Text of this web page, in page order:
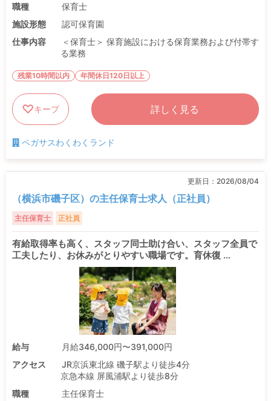
職種
保育士
施設形態
認可保育園
仕事内容
＜保育士＞ 保育施設における保育業務および付帯す
る業務
残業10時間以内 年間休日120日以上
キープ 詳しく見る
ペガサスわくわくランド
更新日： 2026/08/04
（横浜市磯子区）の主任保育士求人（正社員）
主任保育士 正社員
有給取得率も高く、スタッフ同士助け合い、スタッフ全員で
工夫したり、お休みがとりやすい職場です。育休復 ...
給与
月給346,000円〜391,000円
アクセス
JR京浜東北線 磯子駅より徒歩4分
京急本線 屏風浦駅より徒歩8分
職種
主任保育士